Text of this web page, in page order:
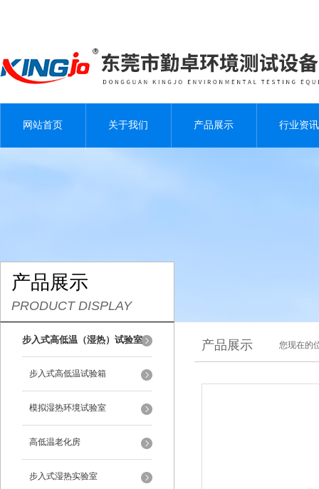
网站首页 关于我们 产品展示 行业资讯
产品展示
PRODUCT DISPLAY
步入式高低温（湿热）试验室
步入式高低温试验箱
模拟湿热环境试验室
高低温老化房
步入式湿热实验室
产品展示 您现在的